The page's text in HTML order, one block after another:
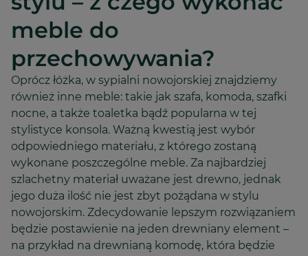
meble do
przechowywania?
Oprócz łóżka, w sypialni nowojorskiej znajdziemy
również inne meble: takie jak szafa, komoda, szafki
nocne, a także toaletka bądź popularna w tej
stylistyce konsola. Ważną kwestią jest wybór
odpowiedniego materiału, z którego zostaną
wykonane poszczególne meble. Za najbardziej
szlachetny materiał uważane jest drewno, jednak
jego duża ilość nie jest zbyt pożądana w stylu
nowojorskim. Zdecydowanie lepszym rozwiązaniem
będzie postawienie na jeden drewniany element –
na przykład na drewnianą komodę, która będzie